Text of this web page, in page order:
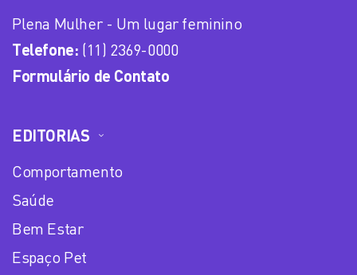
Plena Mulher - Um lugar feminino
Telefone: (11) 2369-0000
Formulário de Contato
EDITORIAS
Comportamento
Saúde
Bem Estar
Espaço Pet